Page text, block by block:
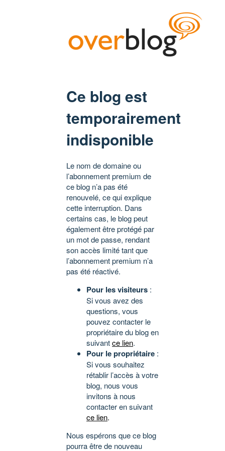
Ce blog est
temporairement
indisponible
Le nom de domaine ou
l’abonnement premium de
ce blog n’a pas été
renouvelé, ce qui explique
cette interruption. Dans
certains cas, le blog peut
également être protégé par
un mot de passe, rendant
son accès limité tant que
l’abonnement premium n’a
pas été réactivé.
Pour les visiteurs :
Si vous avez des
questions, vous
pouvez contacter le
propriétaire du blog en
suivantce lien.
Pour le propriétaire :
Si vous souhaitez
rétablir l’accès à votre
blog, nous vous
invitons à nous
contacter en suivant
ce lien.
Nous espérons que ce blog
pourra être de nouveau